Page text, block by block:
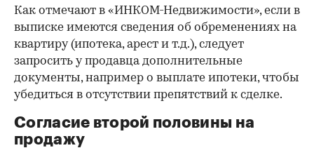
Как отмечают в «ИНКОМ-Недвижимости», если в
выписке имеются сведения об обременениях на
квартиру (ипотека, арест и т.д.), следует
запросить у продавца дополнительные
документы, например о выплате ипотеки, чтобы
убедиться в отсутствии препятствий к сделке.
Согласие второй половины на
продажу